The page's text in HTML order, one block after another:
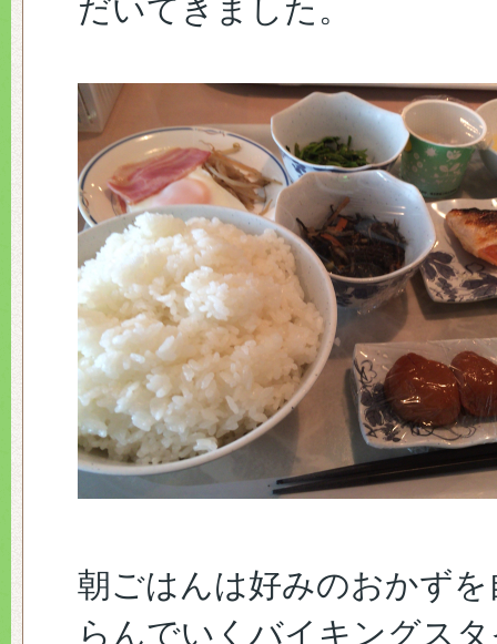
だいてきました。
朝ごはんは好みのおかずを
らんでいくバイキングス